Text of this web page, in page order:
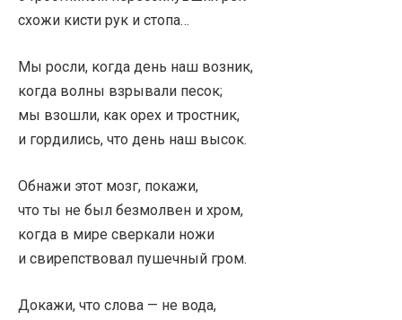
схожи кисти рук и стопа…
Мы росли, когда день наш возник,
когда волны взрывали песок;
мы взошли, как орех и тростник,
и гордились, что день наш высок.
Обнажи этот мозг, покажи,
что ты не был безмолвен и хром,
когда в мире сверкали ножи
и свирепствовал пушечный гром.
Докажи, что слова — не вода,